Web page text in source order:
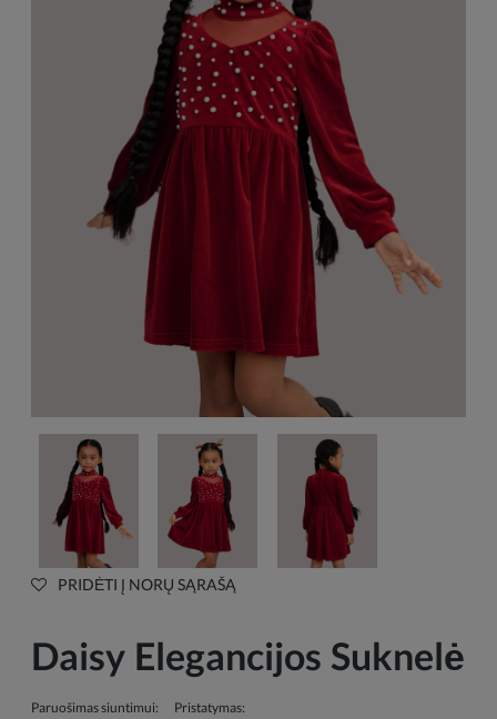
PRIDĖTI Į NORŲ SĄRAŠĄ
Daisy Elegancijos Suknelė
Paruošimas siuntimui:
Pristatymas: